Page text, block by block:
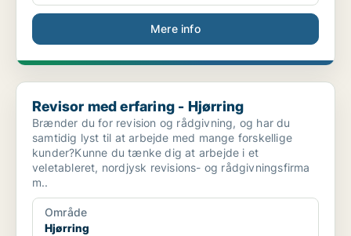
Mere info
Revisor med erfaring - Hjørring
Revisor med erfaring - Hjørring
Brænder du for revision og rådgivning, og har du
samtidig lyst til at arbejde med mange forskellige
kunder?Kunne du tænke dig at arbejde i et
veletableret, nordjysk revisions- og rådgivningsfirma
m..
Område
Hjørring